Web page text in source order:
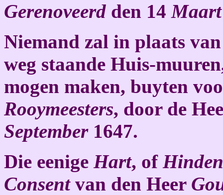
Gerenoveerd den 14Maart
Niemand zal in plaats
weg staande Huis-
mogen maken, buyten
Rooymeesters, door de
September1647.
Die eenige Hart, of Hinden
Consentvan den Heer